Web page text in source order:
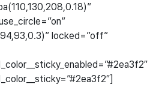
locked=”off”